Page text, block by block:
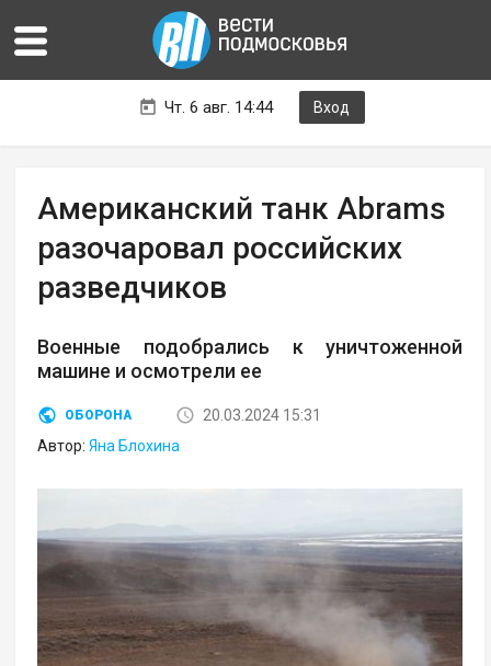
Чт. 6 авг. 14:44 Вход
Американский танк Abrams
разочаровал российских
разведчиков
Военные подобрались к уничтоженной
машине и осмотрели ее
ОБОРОНА
20.03.2024 15:31
Автор:Яна Блохина